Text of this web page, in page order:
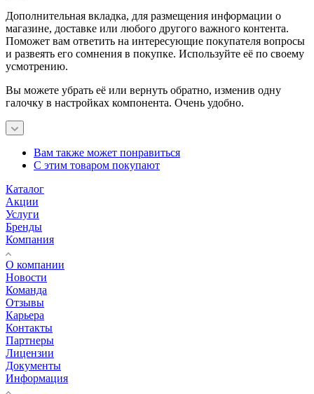
Дополнительная вкладка, для размещения информации о
магазине, доставке или любого другого важного контента.
Поможет вам ответить на интересующие покупателя вопросы
и развеять его сомнения в покупке. Используйте её по своему
усмотрению.
Вы можете убрать её или вернуть обратно, изменив одну
галочку в настройках компонента. Очень удобно.
Вам также может понравиться
С этим товаром покупают
Каталог
Акции
Услуги
Бренды
Компания
О компании
Новости
Команда
Отзывы
Карьера
Контакты
Партнеры
Лицензии
Документы
Информация